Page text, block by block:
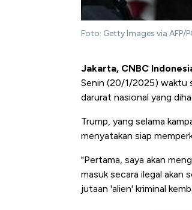
Foto: Getty Images via AFP/
Jakarta, CNBC
Senin (20/1/2025) waktu
darurat nasional yang
Trump, yang selama
menyatakan siap
"Pertama, saya akan
masuk secara ilegal akan
jutaan 'alien' kriminal